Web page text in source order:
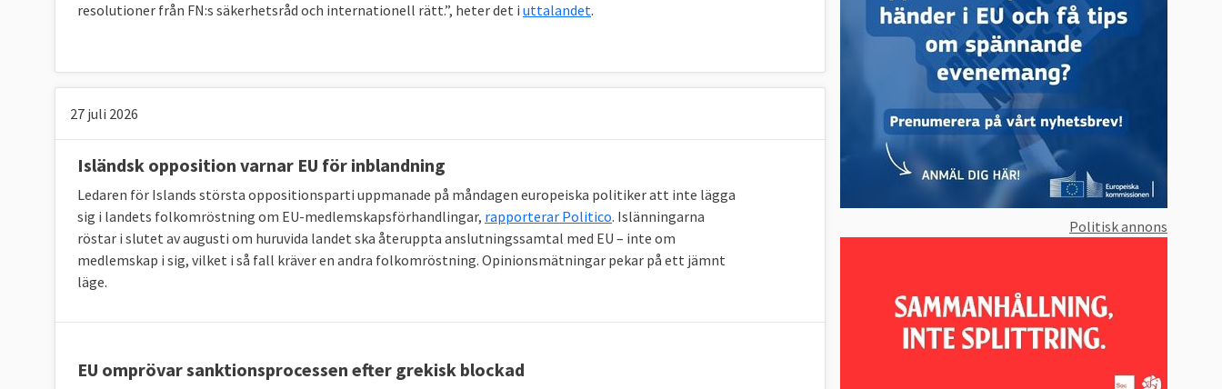
resolutioner från FN:s säkerhetsråd och internationell rätt.”, heter det i uttalandet.
27 juli 2026
Isländsk opposition varnar EU för inblandning
Ledaren för Islands största oppositionsparti uppmanade på måndagen europeiska politiker att inte lägga
sig i landets folkomröstning om EU-medlemskapsförhandlingar, rapporterar Politico. Islänningarna
röstar i slutet av augusti om huruvida landet ska återuppta anslutningssamtal med EU – inte om
medlemskap i sig, vilket i så fall kräver en andra folkomröstning. Opinionsmätningar pekar på ett jämnt
läge.
EU omprövar sanktionsprocessen efter grekisk blockad
Politisk annons